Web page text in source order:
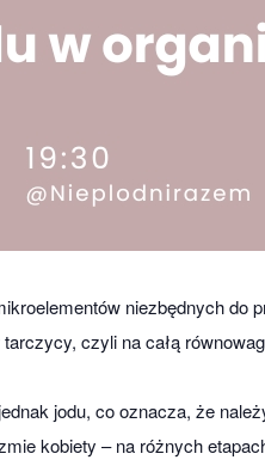
niezbędnych do
czyli na całą
jodu, co oznacza, że
kobiety – na różnych